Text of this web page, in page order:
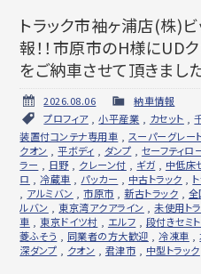
トラック市袖ヶ浦店(株)
報！！市原市のH様にUD
をご納車させて頂きました
2026.08.06
納車情報
プロフィア,小平産業 カセット ,
装置付コンテナ専用車
スーパーグレー
クオン ,平ボディ ダンプ セーフティロ
ラー
日野 クレーン付 ギガ 中低床
ロ
,冷蔵車 パッカー 中古トラック
アルミバン ,市原市 ,新古トラック 全
ルバン
東京湾アクアライン ,未使用ト
車
東京ドイツ村 エルフ 段付きセミ
菱ふそう
同業者の方大歓迎 ,冷凍車 ,
深ダンプ
クオン 君津市 中型トラック